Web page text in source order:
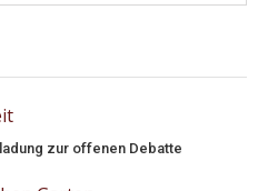
zur offenen Debatte